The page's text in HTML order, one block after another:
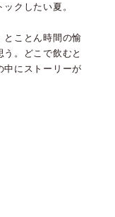
クしたい夏。
とことん時間の愉
。どこで飲むと
中にストーリーが